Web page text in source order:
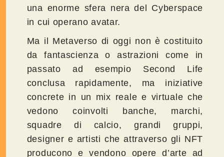
una enorme sfera nera del Cyberspace
in cui operano avatar.
Ma il Metaverso di oggi non è costituito
da fantascienza o astrazioni come in
passato ad esempio Second Life
conclusa rapidamente, ma iniziative
concrete in un mix reale e virtuale che
vedono coinvolti banche, marchi,
squadre di calcio, grandi gruppi,
designer e artisti che attraverso gli NFT
producono e vendono opere d’arte ad